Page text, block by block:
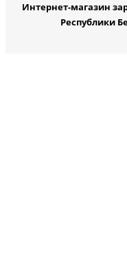
Интернет-магазин
Республики